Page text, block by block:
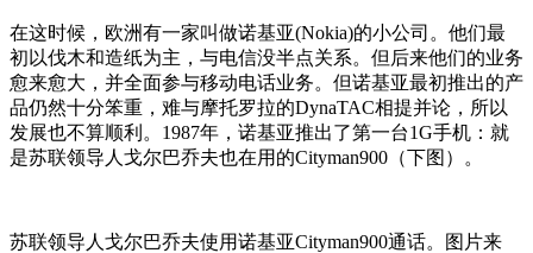
在这时候，欧洲有一家叫做诺基亚(Nokia)的小公司。他们最
初以伐木和造纸为主，与电信没半点关系。但后来他们的业务
愈来愈大，并全面参与移动电话业务。但诺基亚最初推出的产
品仍然十分笨重，难与摩托罗拉的DynaTAC相提并论，所以
发展也不算顺利。1987年，诺基亚推出了第一台1G手机：就
是苏联领导人戈尔巴乔夫也在用的Cityman900（下图）。
苏联领导人戈尔巴乔夫使用诺基亚Cityman900通话。图片来